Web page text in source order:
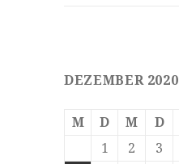
DEZEMBER 2020
M D M D
1
2 3